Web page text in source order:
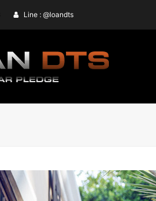
Line : @loandts